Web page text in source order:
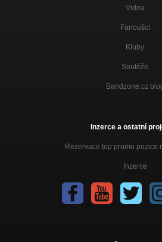
Videa
Fanoušci
Kluby
Soutěže
Bandzone.cz
Inzerce a ostatní
Rezervace top promo pozice
Inzerce